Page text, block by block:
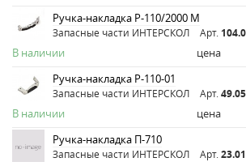
Ручка-накладка Р-110/2000 М
Запасные части ИНТЕРСКОЛ Арт.
В наличии цена
Ручка-накладка Р-110-01
Запасные части ИНТЕРСКОЛ Арт.
В наличии цена
Ручка-накладка П-710
Запасные части ИНТЕРСКОЛ Арт.